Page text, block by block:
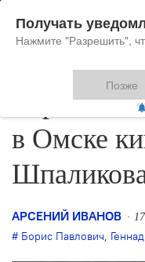
Борис
в Омске
АРСЕНИЙ ИВАНОВ
Борис Павлович,
Получать
Нажмите "Разрешить",
Позже